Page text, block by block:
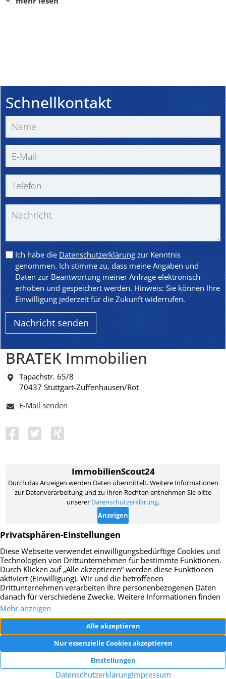
Schnellkontakt
Ich habe dieDatenschutzerklärungzur Kenntnis
genommen. Ich stimme zu, dass meine Angaben und
Daten zur Beantwortung meiner Anfrage elektronisch
erhoben und gespeichert werden. Hinweis: Sie können Ihre
Einwilligung jederzeit für die Zukunft widerrufen.
BRATEK Immobilien
Tapachstr. 65/8
70437 Stuttgart-Zuffenhausen/Rot
E-Mail senden
Impressum Datenschutz
AGB
Widerrufsbelehrung
Vertrag widerrufen